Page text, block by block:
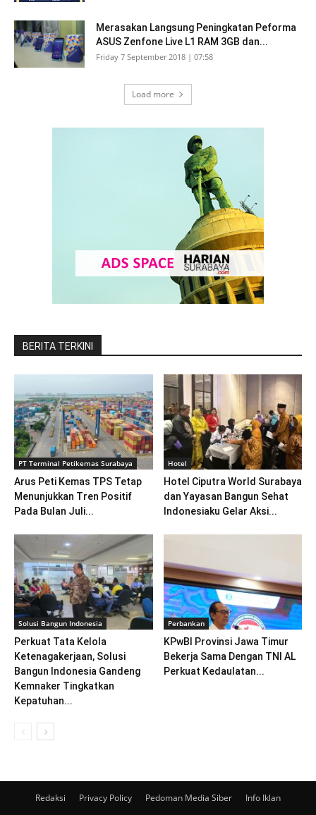
Merasakan Langsung Peningkatan Peforma
ASUS Zenfone Live L1 RAM 3GB dan...
Friday 7 September 2018 | 07:58
Load more
BERITA TERKINI
PT Terminal Petikemas Surabaya
Arus Peti Kemas TPS Tetap
Menunjukkan Tren Positif
Pada Bulan Juli...
Hotel
Hotel Ciputra World Surabaya
dan Yayasan Bangun Sehat
Indonesiaku Gelar Aksi...
Solusi Bangun Indonesia
Perkuat Tata Kelola
Ketenagakerjaan, Solusi
Bangun Indonesia Gandeng
Kemnaker Tingkatkan
Kepatuhan...
Perbankan
KPwBI Provinsi Jawa Timur
Bekerja Sama Dengan TNI AL
Perkuat Kedaulatan...
Redaksi Privacy Policy Pedoman Media Siber Info Iklan